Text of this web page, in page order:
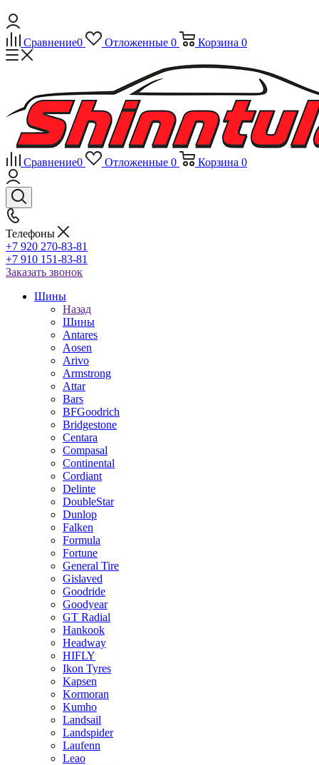
Сравнение0 Отложенные 0 Корзина 0
Сравнение0 Отложенные 0 Корзина 0
Телефоны
+7 920 270-83-81
+7 910 151-83-81
Заказать звонок
Шины
Назад
Шины
Antares
Aosen
Arivo
Armstrong
Attar
Bars
BFGoodrich
Bridgestone
Centara
Compasal
Continental
Cordiant
Delinte
DoubleStar
Dunlop
Falken
Formula
Fortune
General Tire
Gislaved
Goodride
Goodyear
GT Radial
Hankook
Headway
HIFLY
Ikon Tyres
Kapsen
Kormoran
Kumho
Landsail
Landspider
Laufenn
Leao